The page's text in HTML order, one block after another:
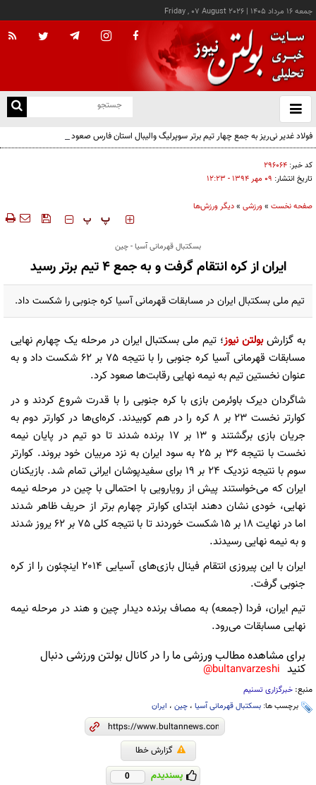
جمعه ۱۶ مرداد ۱۴۰۵ |
Friday , 07 August 2026
باز
و
فولاد غدیر نی‌ریز به جمع چهار تیم برتر سوپرلیگ والیبال استان فارس صعود کرد
کد خبر: ۲۹۶۰۶۴
تاریخ انتشار: ۰۹ مهر ۱۳۹۴ - ۱۲:۲۳
صفحه نخست »ورزشی »دیگر ورزش‌ها
‍‍‍ پ پ
بسکتبال قهرمانی آسیا - چین
ایران از کره انتقام گرفت و به جمع ۴ تیم برتر رسید
تیم ملی بسکتبال ایران در مسابقات قهرمانی آسیا کره جنوبی را شکست داد.
به گزارشبولتن نیوز؛ تیم ملی بسکتبال ایران در مرحله یک چهارم نهایی
مسابقات قهرمانی آسیا کره جنوبی را با نتیجه 75 بر 62 شکست داد و به
عنوان نخستین تیم به نیمه نهایی رقابت‌ها صعود کرد.
شاگردان دیرک باوئرمن بازی با کره جنوبی را با قدرت شروع کردند و در
کوارتر نخست 23 بر 8 کره را در هم کوبیدند. کره‌ای‌ها در کوارتر دوم به
جریان بازی برگشتند و 13 بر 17 برنده شدند تا دو تیم در پایان نیمه
نخست با نتیجه 36 بر 25 به سود ایران به نزد مربیان خود بروند. کوارتر
سوم با نتیجه نزدیک 24 بر 19 برای سفیدپوشان ایرانی تمام شد. بازیکنان
ایران که می‌خواستند پیش از رویارویی با احتمالی با چین در مرحله نیمه
نهایی، خودی نشان دهند ابتدای کوارتر چهارم برتر از حریف ظاهر شدند
اما در نهایت 18 بر 15 شکست خوردند تا با نتیجه کلی 75 بر 62 یروز شدند
و به نیمه نهایی رسیدند.
ایران با این پیروزی انتقام فینال بازی‌های آسیایی 2014 اینچئون را از کره
جنوبی گرفت.
تیم ایران، فردا (جمعه) به مصاف برنده دیدار چین و هند در مرحله نیمه
نهایی مسابقات می‌رود.
برای مشاهده مطالب ورزشی ما را در کانال بولتن ورزشی دنبال
کنید bultanvarzeshi@
منبع: خبرگزاری تسنیم
برچسب ها: بسکتبال قهرمانی آسیا ، چین ، ایران
گزارش خطا
پسندیدم 0